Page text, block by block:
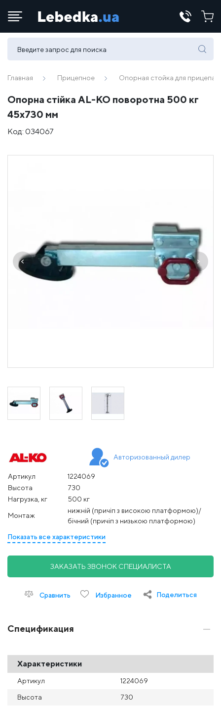
Телефоны:
(067) 430 82-15
Главная Прицепное Опорная стойка для прицепа
Опорна стійка AL-KO поворотна 500 кг
45х730 мм
Код: 034067
Авторизованный дилер
Артикул
1224069
Высота
730
Нагрузка, кг
500 кг
Монтаж
нижній (причіп з високою платформою)/
бічний (причіп з низькою платформою)
Показать все характеристики
ЗАКАЗАТЬ ЗВОНОК СПЕЦИАЛИСТА
Сравнить Избранное Поделиться
Спецификация
Характеристики
Артикул 1224069
Высота 730